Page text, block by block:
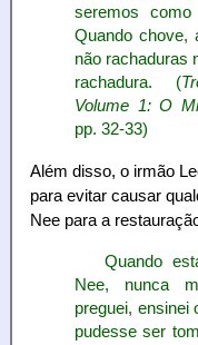
seremos
Quando chove,
não rachaduras
rachadura. (
Volume 1: O
pp. 32-33)
Além disso, o irmão
para evitar causar
Nee para a
Quando
Nee, nunca
preguei, ensinei
pudesse ser